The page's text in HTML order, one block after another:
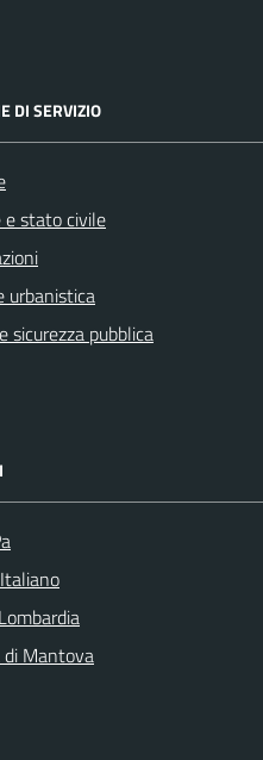
DI SERVIZIO
e stato civile
urbanistica
sicurezza pubblica
di Mantova